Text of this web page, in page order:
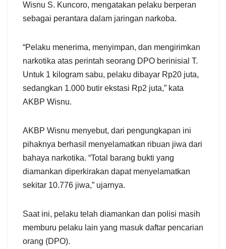
Wisnu S. Kuncoro, mengatakan pelaku berperan
sebagai perantara dalam jaringan narkoba.
“Pelaku menerima, menyimpan, dan mengirimkan
narkotika atas perintah seorang DPO berinisial T.
Untuk 1 kilogram sabu, pelaku dibayar Rp20 juta,
sedangkan 1.000 butir ekstasi Rp2 juta,” kata
AKBP Wisnu.
AKBP Wisnu menyebut, dari pengungkapan ini
pihaknya berhasil menyelamatkan ribuan jiwa dari
bahaya narkotika. “Total barang bukti yang
diamankan diperkirakan dapat menyelamatkan
sekitar 10.776 jiwa,” ujarnya.
Saat ini, pelaku telah diamankan dan polisi masih
memburu pelaku lain yang masuk daftar pencarian
orang (DPO).